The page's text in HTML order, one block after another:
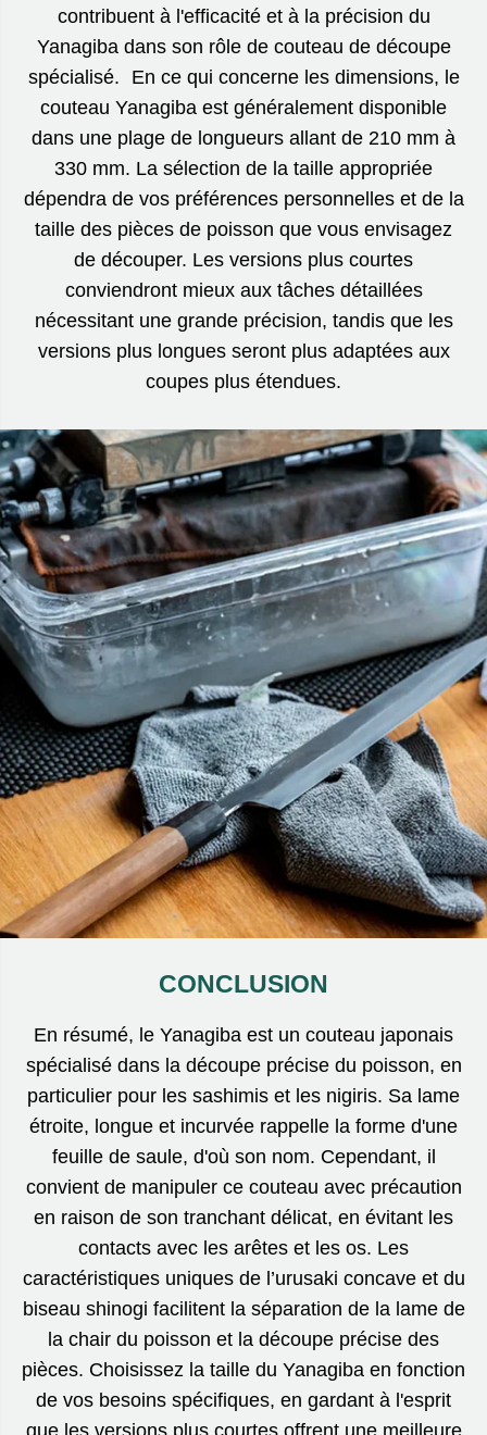
contribuent à l'efficacité et à la précision du
Yanagiba dans son rôle de couteau de découpe
spécialisé. En ce qui concerne les dimensions, le
couteau Yanagiba est généralement disponible
dans une plage de longueurs allant de 210 mm à
330 mm. La sélection de la taille appropriée
dépendra de vos préférences personnelles et de la
taille des pièces de poisson que vous envisagez
de découper. Les versions plus courtes
conviendront mieux aux tâches détaillées
nécessitant une grande précision, tandis que les
versions plus longues seront plus adaptées aux
coupes plus étendues.
CONCLUSION
En résumé, le Yanagiba est un couteau japonais
spécialisé dans la découpe précise du poisson, en
particulier pour les sashimis et les nigiris. Sa lame
étroite, longue et incurvée rappelle la forme d'une
feuille de saule, d'où son nom. Cependant, il
convient de manipuler ce couteau avec précaution
en raison de son tranchant délicat, en évitant les
contacts avec les arêtes et les os. Les
caractéristiques uniques de l’urusaki concave et du
biseau shinogi facilitent la séparation de la lame de
la chair du poisson et la découpe précise des
pièces. Choisissez la taille du Yanagiba en fonction
de vos besoins spécifiques, en gardant à l'esprit
que les versions plus courtes offrent une meilleure